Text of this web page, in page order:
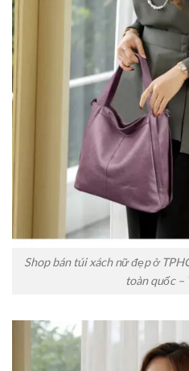
Shop bán túi xách nữ đẹp ở
toàn quốc –